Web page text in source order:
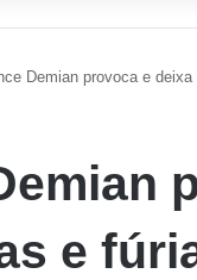
Demian provoca e
e